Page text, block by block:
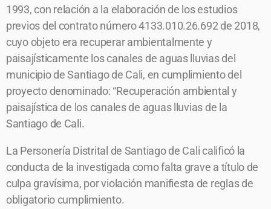
1993, con relación a la elaboración de los estudios
previos del contrato número 4133.010.26.692 de 2018,
cuyo objeto era recuperar ambientalmente y
paisajísticamente los canales de aguas lluvias del
municipio de Santiago de Cali, en cumplimiento del
proyecto denominado: “Recuperación ambiental y
paisajística de los canales de aguas lluvias de la
Santiago de Cali.
La Personería Distrital de Santiago de Cali calificó la
conducta de la investigada como falta grave a título de
culpa gravísima, por violación manifiesta de reglas de
obligatorio cumplimiento.